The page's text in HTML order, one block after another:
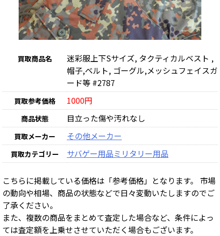
買取商品名
迷彩服上下Sサイズ, タクティカルベスト ,
帽子,ベルト, ゴーグル,メッシュフェイスガ
ード等 #2787
買取参考価格 1000円
商品状態 目立った傷や汚れなし
買取メーカー その他メーカー
買取カテゴリー サバゲー用品ミリタリー用品
こちらに掲載している価格は「参考価格」となります。 市場
の動向や相場、商品の状態などで日々変動いたしますのでご
了承ください。
また、複数の商品をまとめて査定した場合など、条件によっ
ては査定額を上乗せさせていただく場合もございます。